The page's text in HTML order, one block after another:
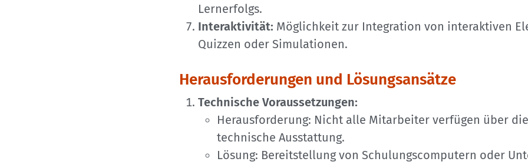
Lernerfolgs.
Interaktivität: Möglichkeit zur Integration von interaktiven
Quizzen oder Simulationen.
Herausforderungen und Lösungsansätze
Technische Voraussetzungen:
Herausforderung: Nicht alle Mitarbeiter verfügen über
technische Ausstattung.
Lösung: Bereitstellung von Schulungscomputern oder